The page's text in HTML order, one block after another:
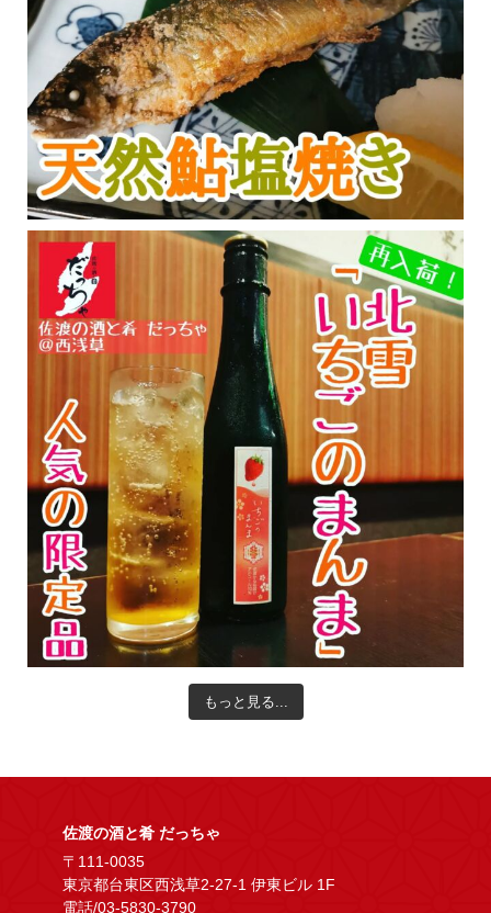
もっと見る...
佐渡の酒と肴 だっちゃ
〒111-0035
東京都台東区西浅草2-27-1 伊東ビル 1F
電話/03-5830-3790